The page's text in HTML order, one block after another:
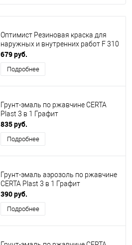
Оптимист Резиновая краска для
наружных и внутренних работ F 310
679 руб.
Подробнее
Грунт-эмаль по ржавчине CERTA
Plast 3 в 1 Графит
835 руб.
Подробнее
Грунт-эмаль аэрозоль по ржавчине
CERTA Plast 3 в 1 Графит
390 руб.
Подробнее